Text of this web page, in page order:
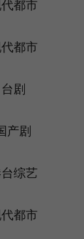
都市
都市
台剧
产剧
综艺
都市